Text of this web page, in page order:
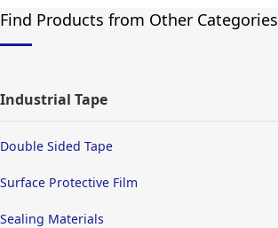
Find Products from Other Categories
Industrial Tape
Double Sided Tape
Surface Protective Film
Sealing Materials